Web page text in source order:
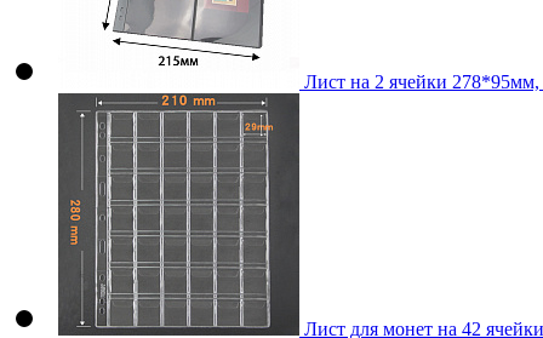
Лист на 2 ячейки
Лист для монет на 42